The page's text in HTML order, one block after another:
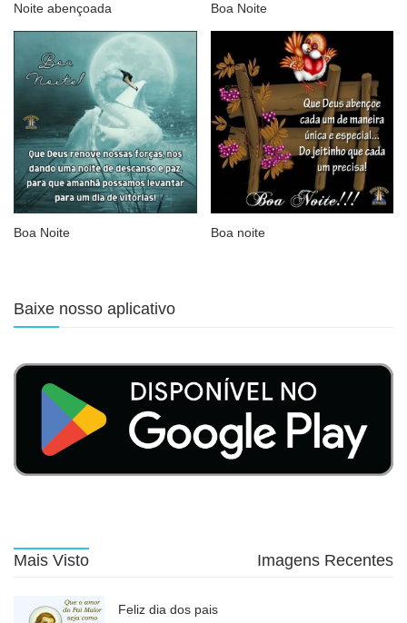
Noite abençoada Boa Noite
Boa Noite Boa noite
Baixe nosso aplicativo
Mais Visto Imagens Recentes
Feliz dia dos pais